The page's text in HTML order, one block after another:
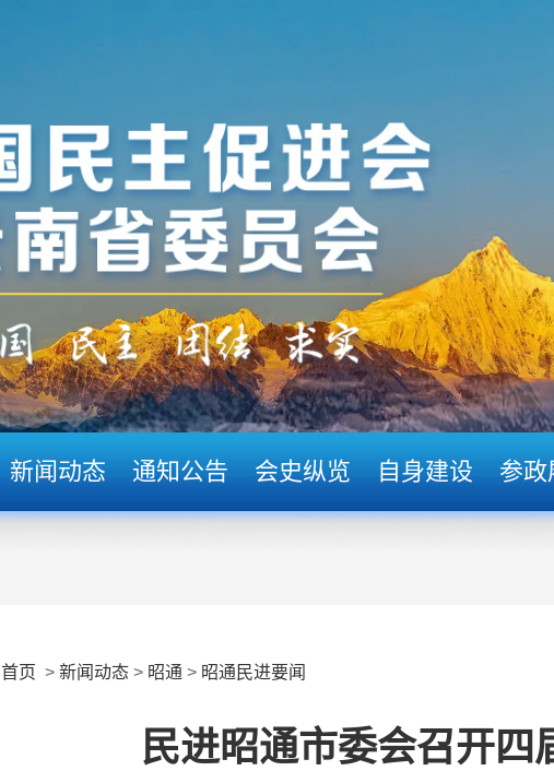
新闻动态 通知公告 会史纵览 自身建设 参政
首页 > 新闻动态 > 昭通 > 昭通民进要闻
民进昭通市委会召开四